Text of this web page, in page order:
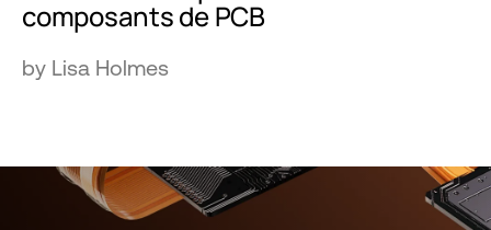
composants de PCB
by Lisa Holmes